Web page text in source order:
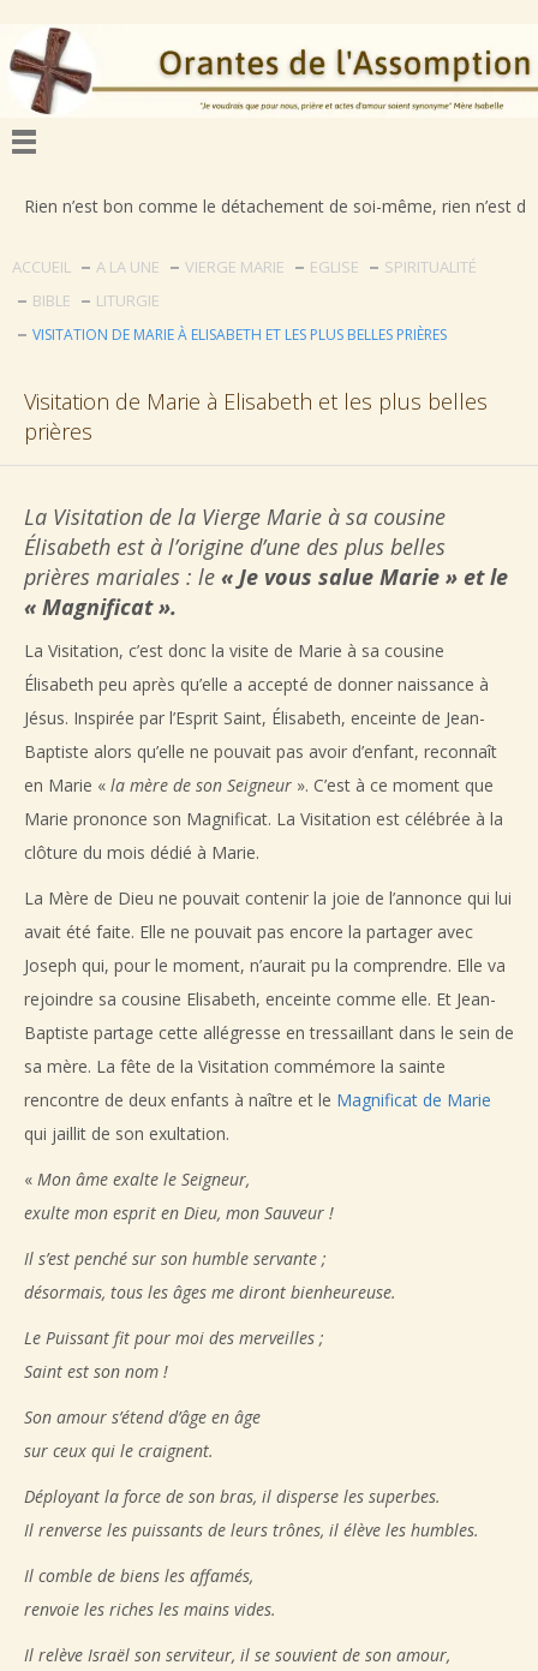
bon comme le détachement de soi-même, rien n’est
ACCUEIL A LA UNE VIERGE MARIE EGLISE
SPIRITUALITÉ
BIBLE
LITURGIE
VISITATION DE MARIE À ELISABETH ET LES PLUS BELLES PRIÈRES
Visitation de Marie à Elisabeth et les plus belles
prières
La Visitation de la Vierge Marie à sa cousine
Élisabeth est à l’origine d’une des plus belles
prières mariales : le « Je vous salue Marie » et le
« Magnificat ».
La Visitation, c’est donc la visite de Marie à sa cousine
Élisabeth peu après qu’elle a accepté de donner naissance à
Jésus. Inspirée par l’Esprit Saint, Élisabeth, enceinte de Jean-
Baptiste alors qu’elle ne pouvait pas avoir d’enfant, reconnaît
en Marie « la mère de son Seigneur ». C’est à ce moment que
Marie prononce son Magnificat. La Visitation est célébrée à la
clôture du mois dédié à Marie.
La Mère de Dieu ne pouvait contenir la joie de l’annonce qui lui
avait été faite. Elle ne pouvait pas encore la partager avec
Joseph qui, pour le moment, n’aurait pu la comprendre. Elle va
rejoindre sa cousine Elisabeth, enceinte comme elle. Et Jean-
Baptiste partage cette allégresse en tressaillant dans le sein de
sa mère. La fête de la Visitation commémore la sainte
rencontre de deux enfants à naître et le Magnificat de Marie
qui jaillit de son exultation.
« Mon âme exalte le Seigneur,
exulte mon esprit en Dieu, mon Sauveur !
Il s’est penché sur son humble servante ;
désormais, tous les âges me diront bienheureuse.
Le Puissant fit pour moi des merveilles ;
Saint est son nom !
Son amour s’étend d’âge en âge
sur ceux qui le craignent.
Déployant la force de son bras, il disperse les superbes.
Il renverse les puissants de leurs trônes, il élève les humbles.
Il comble de biens les affamés,
renvoie les riches les mains vides.
Il relève Israël son serviteur, il se souvient de son amour,